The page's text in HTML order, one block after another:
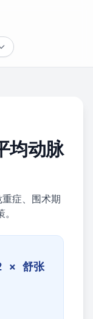
均动脉
症、围术期
× 舒张